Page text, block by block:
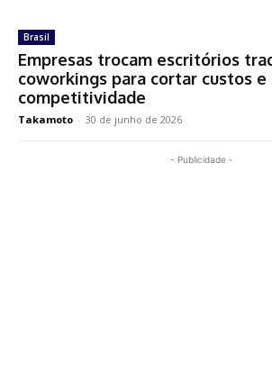
Brasil
Empresas trocam escritórios
coworkings para cortar custos e
competitividade
Takamoto - 30 de junho de 2026
- Publicidade -